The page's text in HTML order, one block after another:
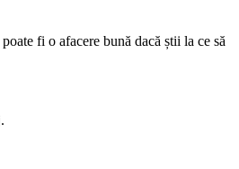
fi o afacere bună dacă știi la ce să